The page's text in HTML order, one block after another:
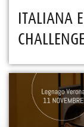
ITALIANA
CHALLENGE